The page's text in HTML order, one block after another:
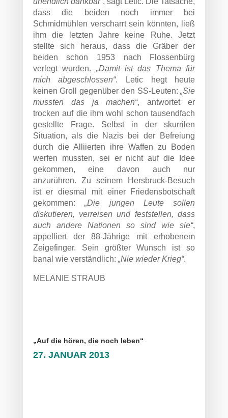
dass die beiden noch immer bei
Schmidmühlen verscharrt sein könnten, ließ
ihm die letzten Jahre keine Ruhe. Jetzt
stellte sich heraus, dass die Gräber der
beiden schon 1953 nach Flossenbürg
verlegt wurden. „Damit ist das Thema für
mich abgeschlossen“. Letic hegt heute
keinen Groll gegenüber den SS-Leuten:„Sie
mussten das ja machen“, antwortet er
trocken auf die ihm wohl schon tausendfach
gestellte Frage. Selbst in der skurrilen
Situation, als die Nazis bei der Befreiung
durch die Alliierten ihre Waffen zu Boden
werfen mussten, sei er nicht auf die Idee
gekommen, eine davon auch nur
anzurühren. Zu seinem Hersbruck-Besuch
ist er diesmal mit einer Friedensbotschaft
gekommen:„Die jungen Leute sollen
diskutieren, verreisen und feststellen, dass
auch andere Nationen so sind wie sie“,
appelliert der 88-Jährige mit erhobenem
Zeigefinger. Sein größter Wunsch ist so
banal wie verständlich: „Nie wieder Krieg“.
MELANIE STRAUB
„Auf die hören, die noch leben“
27. JANUAR 2013